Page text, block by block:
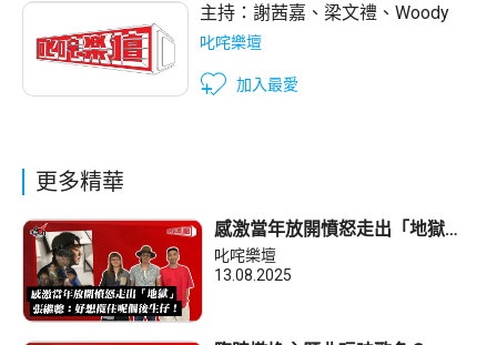
主持： 謝茜嘉 、 梁文禮 、 Woody
叱咤樂壇
加入最愛
更多精華
感激當年放開憤怒走出「地獄」
張繼聰：好想攬住呢個後生仔！
叱咤樂壇
13.08.2025